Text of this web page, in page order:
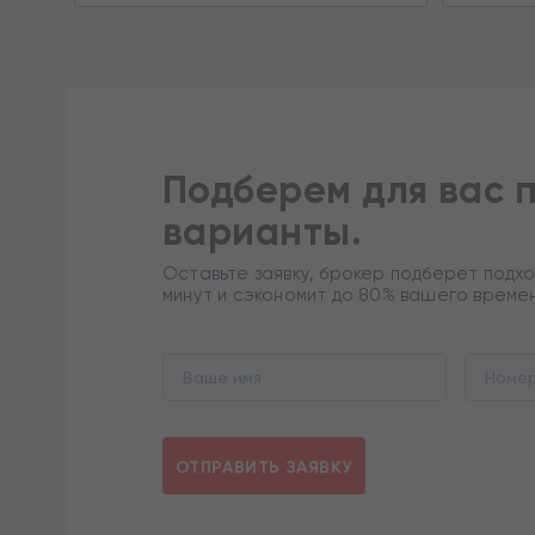
Подберем для вас
варианты.
Оставьте заявку, брокер подберет
минут и сэкономит до 80% вашего
ОТПРАВИТЬ ЗАЯВКУ